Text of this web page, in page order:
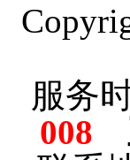
服务
008